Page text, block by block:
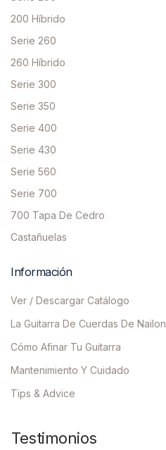
200 Híbrido
Serie 260
260 Híbrido
Serie 300
Serie 350
Serie 400
Serie 430
Serie 560
Serie 700
700 Tapa De Cedro
Castañuelas
Información
Ver / Descargar Catálogo
La Guitarra De Cuerdas De Nailon
Cómo Afinar Tu Guitarra
Mantenimiento Y Cuidado
Tips & Advice
Testimonios